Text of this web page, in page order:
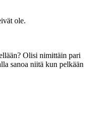
ole.
Olisi nimittäin pari
sanoa niitä kun pelkään